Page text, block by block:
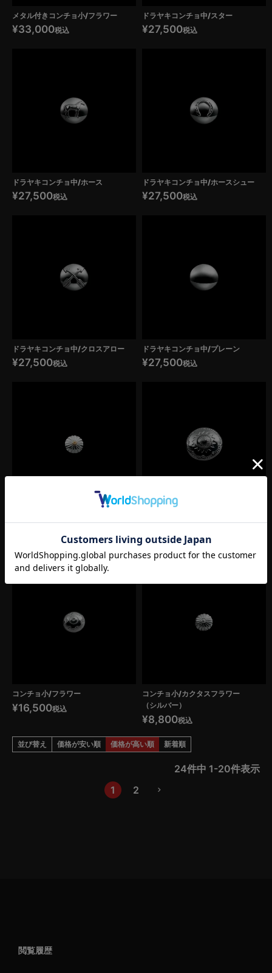
メタル付きコンチョ小/フラワー
¥33,000税込
ドラヤキコンチョ中/スター
¥27,500税込
ドラヤキコンチョ中/ホース
¥27,500税込
ドラヤキコンチョ中/ホースシュー
¥27,500税込
ドラヤキコンチョ中/クロスアロー
¥27,500税込
ドラヤキコンチョ中/プレーン
¥27,500税込
税込
コンチョ小/フラワー
¥16,500税込
コンチョ小/カクタスフラワー
（シルバー）
¥8,800税込
並び替え 価格が安い順 価格が高い順 新着順
24件中 1-20件表示
1
2
閲覧履歴